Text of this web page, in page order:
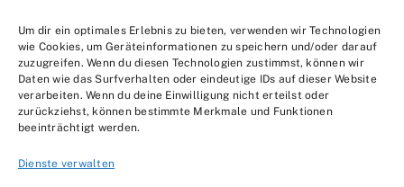
Um dir ein optimales Erlebnis zu bieten, verwenden wir Technologien
wie Cookies, um Geräteinformationen zu speichern und/oder darauf
zuzugreifen. Wenn du diesen Technologien zustimmst, können wir
Daten wie das Surfverhalten oder eindeutige IDs auf dieser Website
verarbeiten. Wenn du deine Einwilligung nicht erteilst oder
zurückziehst, können bestimmte Merkmale und Funktionen
beeinträchtigt werden.
Dienste verwalten
Wir über uns
Kontakt
Datenschutzerklärung